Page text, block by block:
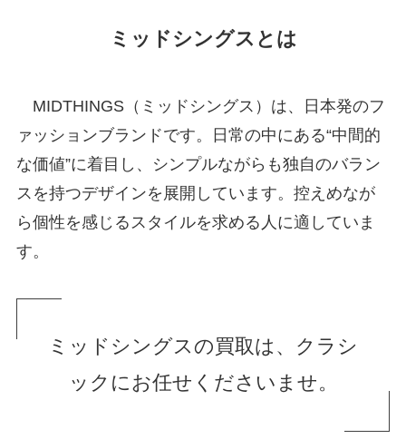
ミッドシングスとは
MIDTHINGS（ミッドシングス）は、日本発のフ
ァッションブランドです。日常の中にある“中間的
な価値”に着目し、シンプルながらも独自のバラン
スを持つデザインを展開しています。控えめなが
ら個性を感じるスタイルを求める人に適していま
す。
ミッドシングスの買取は、クラシ
ックにお任せくださいませ。